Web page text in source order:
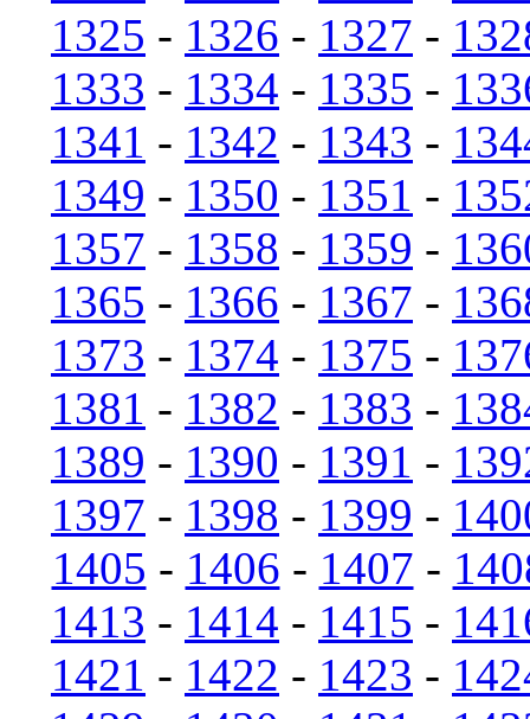
1325 - 1326 - 1327 -
1333 - 1334 - 1335 -
1341 - 1342 - 1343 -
1349 - 1350 - 1351 -
1357 - 1358 - 1359 -
1365 - 1366 - 1367 -
1373 - 1374 - 1375 -
1381 - 1382 - 1383 -
1389 - 1390 - 1391 -
1397 - 1398 - 1399 -
1405 - 1406 - 1407 -
1413 - 1414 - 1415 -
1421 - 1422 - 1423 -